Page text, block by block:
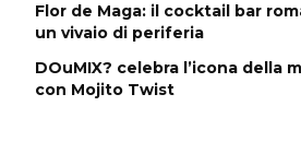
Flor de Maga: il cocktail bar
un vivaio di periferia
DOuMIX? celebra l’icona della
con Mojito Twist